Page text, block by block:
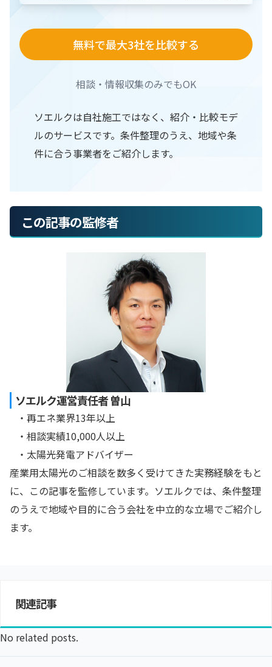
無料で最大3社を比較する
相談・情報収集のみでもOK
ソエルクは自社施工ではなく、紹介・比較モデ
ルのサービスです。条件整理のうえ、地域や条
件に合う事業者をご紹介します。
この記事の監修者
ソエルク運営責任者 曽山
・再エネ業界13年以上
・相談実績10,000人以上
・太陽光発電アドバイザー
産業用太陽光のご相談を数多く受けてきた実務経験をもと
に、この記事を監修しています。ソエルクでは、条件整理
のうえで地域や目的に合う会社を中立的な立場でご紹介し
ます。
関連記事
No related posts.